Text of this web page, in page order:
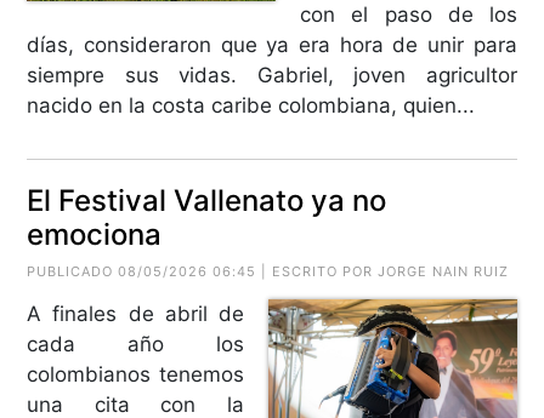
con el paso de los
días, consideraron que ya era hora de unir para
siempre sus vidas. Gabriel, joven agricultor
nacido en la costa caribe colombiana, quien...
El Festival Vallenato ya no
emociona
PUBLICADO 08/05/2026 06:45 | ESCRITO PORJORGE NAIN RUIZ
A finales de abril de
cada año los
colombianos tenemos
una cita con la